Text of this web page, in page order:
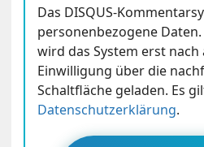
Das DISQUS-
personenbezogene
wird das System erst
Einwilligung über die
Schaltfläche geladen. Es
Datenschutzerklärung.